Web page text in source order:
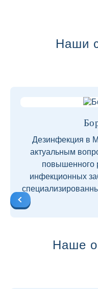
Наши
Дезинфекция в
актуальным
повышенного
инфекционных
Наше